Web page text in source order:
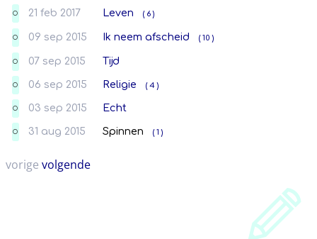
O 21 feb 2017 Leven ( 6 )
O 09 sep 2015 Ik neem afscheid ( 10 )
O 07 sep 2015 Tijd
O 06 sep 2015 Religie ( 4 )
O 03 sep 2015 Echt
O 31 aug 2015 Spinnen ( 1 )
vorige volgende